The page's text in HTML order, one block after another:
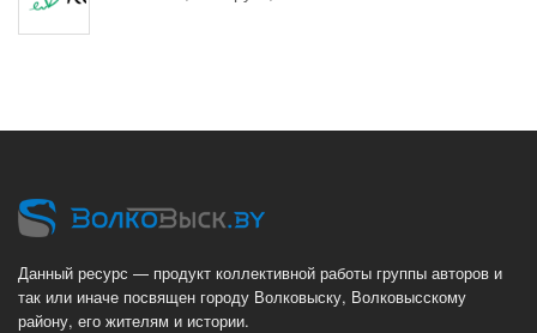
Данный ресурс — продукт коллективной работы группы авторов и
так или иначе посвящен городу Волковыску, Волковысскому
району, его жителям и истории.